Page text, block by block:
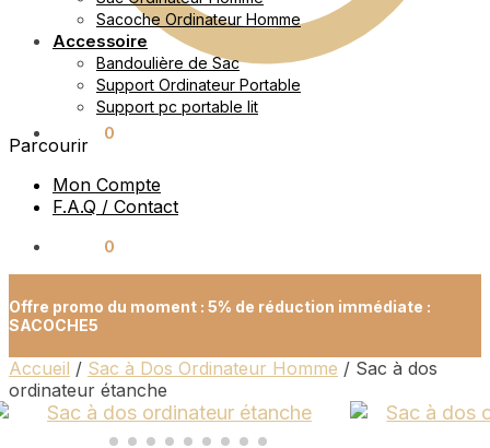
0
Sacoche Ordinateur Homme
Accessoire
Bandoulière de Sac
Support Ordinateur Portable
Support pc portable lit
Parcourir
Mon Compte
F.A.Q / Contact
0
Offre promo du moment : 5% de réduction immédiate :
SACOCHE5
Accueil / Sac à Dos Ordinateur Homme / Sac à dos
ordinateur étanche